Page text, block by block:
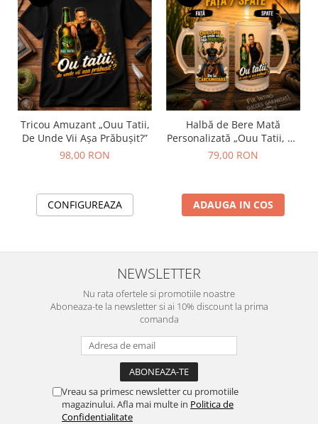
Tricou Amuzant „Ouu Tatii,
De Unde Vii Așa Prăbușit?”
98,00 RON
CONFIGUREAZA
Halbă de Bere Mată
Personalizată „Ouu Tatii, De
Unde Vii Așa Prăbușit?”
79,00 RON
ADAUGA IN COS
NEWSLETTER
Nu rata ofertele si promotiile noastre
Aboneaza-te la newsletter si ai 10% discount la prima
comanda
Vreau sa primesc newsletter cu promotiile
magazinului. Afla mai multe in Politica de
Confidentialitate